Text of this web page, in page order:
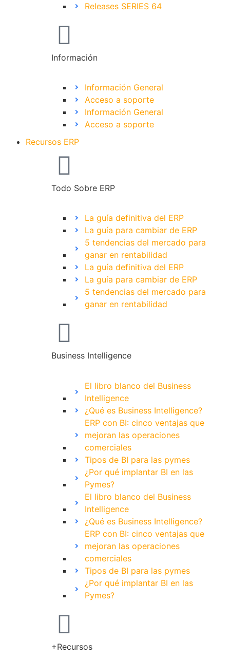
Releases SERIES 64
Información
Información General
Acceso a soporte
Información General
Acceso a soporte
Recursos ERP
Todo Sobre ERP
La guía definitiva del ERP
La guía para cambiar de ERP
5 tendencias del mercado para
ganar en rentabilidad
La guía definitiva del ERP
La guía para cambiar de ERP
5 tendencias del mercado para
ganar en rentabilidad
Business Intelligence
El libro blanco del Business
Intelligence
¿Qué es Business Intelligence?
ERP con BI: cinco ventajas que
mejoran las operaciones
comerciales
Tipos de BI para las pymes
¿Por qué implantar BI en las
Pymes?
El libro blanco del Business
Intelligence
¿Qué es Business Intelligence?
ERP con BI: cinco ventajas que
mejoran las operaciones
comerciales
Tipos de BI para las pymes
¿Por qué implantar BI en las
Pymes?
+Recursos